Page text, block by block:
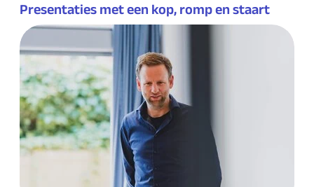
Presentaties met een kop, romp en staart